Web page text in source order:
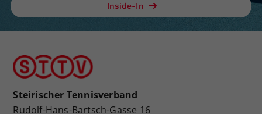
Inside-In
Steirischer Tennisverband
Rudolf-Hans-Bartsch-Gasse 16